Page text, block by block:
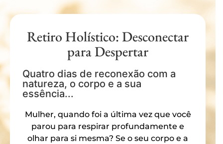
Retiro Holístico: Desconectar
para Despertar
Quatro dias de reconexão com a
natureza, o corpo e a sua
essência...
Mulher, quando foi a última vez que você
parou para respirar profundamente e
olhar para si mesma? Se o seu corpo e a